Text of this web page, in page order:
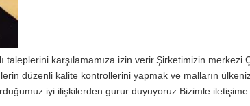
karşılamamıza izin verir.Şirketimizin
düzenli kalite kontrollerini yapmak ve malların
iyi ilişkilerden gurur duyuyoruz.Bizimle